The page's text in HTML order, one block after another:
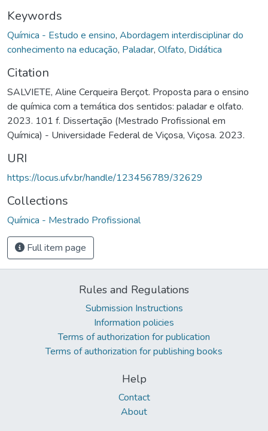
Keywords
Química - Estudo e ensino, Abordagem interdisciplinar do
conhecimento na educação, Paladar, Olfato, Didática
Citation
SALVIETE, Aline Cerqueira Berçot. Proposta para o ensino
de química com a temática dos sentidos: paladar e olfato.
2023. 101 f. Dissertação (Mestrado Profissional em
Química) - Universidade Federal de Viçosa, Viçosa. 2023.
URI
https://locus.ufv.br/handle/123456789/32629
Collections
Química - Mestrado Profissional
Full item page
Rules and Regulations
Submission Instructions
Information policies
Terms of authorization for publication
Terms of authorization for publishing books
Help
Contact
About